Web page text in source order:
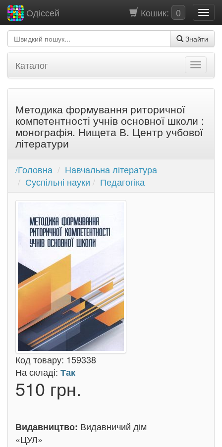
Кошик: 0
Одіссей
Знайти
Каталог
Методика формування риторичної
компетентності учнів основної школи :
монографія. Нищета В. Центр учбової
літератури
/Головна
Навчальна література
Суспільні науки
Педагогіка
Код товару: 159338
На складі: Так
510 грн.
Видавництво: Видавничий дім
«ЦУЛ»